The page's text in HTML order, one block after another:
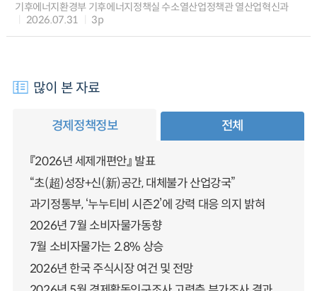
기후에너지환경부 기후에너지정책실 수소열산업정책관 열산업혁신과
2026.07.31
3p
많이 본 자료
경제정책정보 전체
『2026년 세제개편안』 발표
“초(超)성장+신(新)공간, 대체불가 산업강국”
과기정통부, ‘누누티비 시즌2’에 강력 대응 의지 밝혀
2026년 7월 소비자물가동향
7월 소비자물가는 2.8% 상승
2026년 한국 주식시장 여건 및 전망